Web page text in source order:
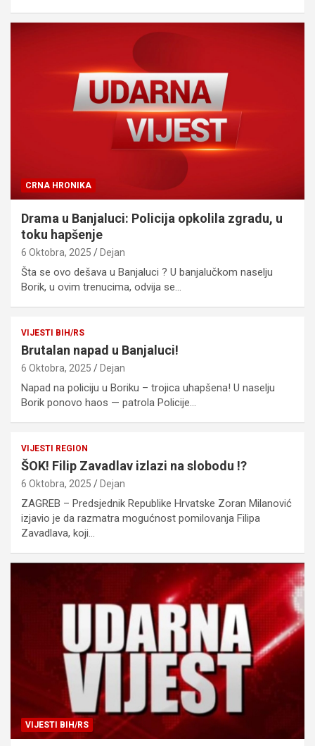
CRNA HRONIKA
Drama u Banjaluci: Policija opkolila zgradu, u
toku hapšenje
6 Oktobra, 2025 Dejan
Šta se ovo dešava u Banjaluci ? U banjalučkom naselju
Borik, u ovim trenucima, odvija se…
VIJESTI BIH/RS
Brutalan napad u Banjaluci!
6 Oktobra, 2025 Dejan
Napad na policiju u Boriku – trojica uhapšena! U naselju
Borik ponovo haos — patrola Policije…
VIJESTI REGION
ŠOK! Filip Zavadlav izlazi na slobodu !?
6 Oktobra, 2025 Dejan
ZAGREB – Predsjednik Republike Hrvatske Zoran Milanović
izjavio je da razmatra mogućnost pomilovanja Filipa
Zavadlava, koji…
VIJESTI BIH/RS